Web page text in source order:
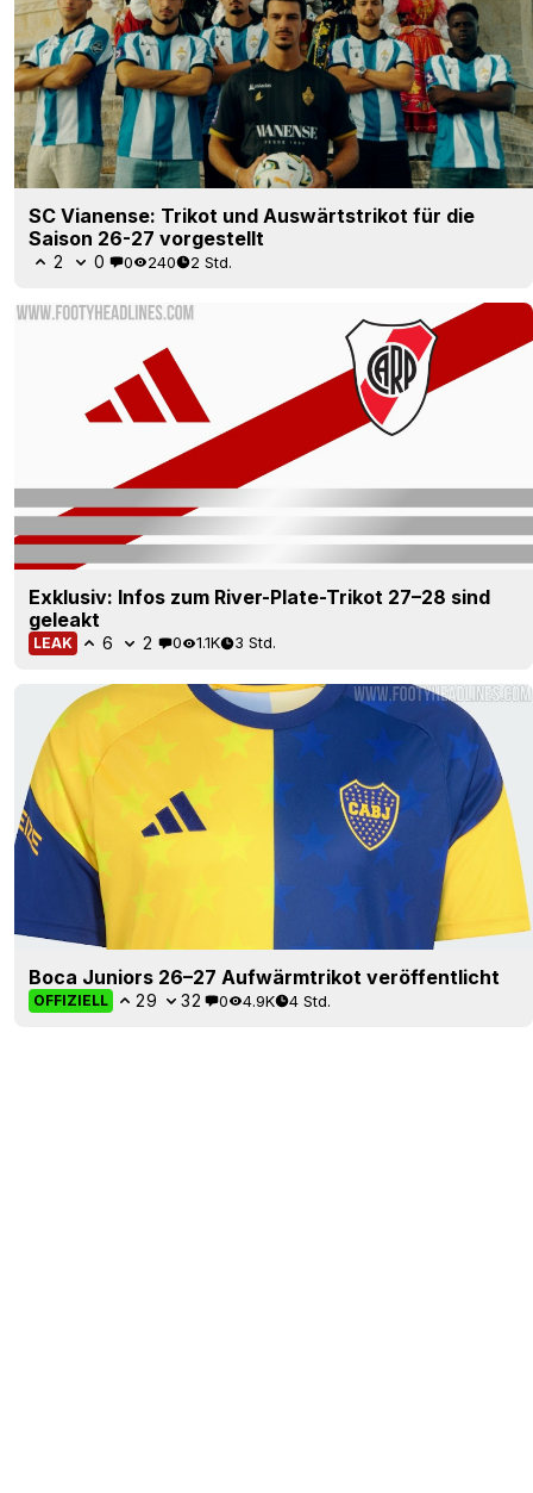
SC Vianense: Trikot und Auswärtstrikot für die
Saison 26-27 vorgestellt
2 0 0 240 2 Std.
Exklusiv: Infos zum River-Plate-Trikot 27–28 sind
geleakt
LEAK 6 2 0 1.1K 3 Std.
Boca Juniors 26–27 Aufwärmtrikot veröffentlicht
OFFIZIELL 29 32 0 4.9K 4 Std.